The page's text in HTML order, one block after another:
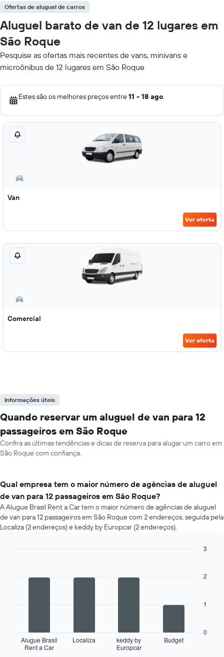
Ofertas de aluguel de carros
Aluguel barato de van de 12 lugares em
São Roque
Pesquise as ofertas mais recentes de vans, minivans e
microônibus de 12 lugares em São Roque
Estes são os melhores preços entre11 - 18 ago.
Van
Ver oferta
Comercial
Ver oferta
Informações úteis
Quando reservar um aluguel de van para 12
passageiros em São Roque
Confira as últimas tendências e dicas de reserva para alugar um carro em
São Roque com confiança.
Qual empresa tem o maior número de agências de aluguel
de van para 12 passageiros em São Roque?
A Alugue Brasil Rent a Car tem o maior número de agências de aluguel
de van para 12 passageiros em São Roque com 2 endereços, seguida pela
Localiza (2 endereços) e keddy by Europcar (2 endereços).
seguir
exibe
Alugue Brasil
Rent a Car
Localiza
keddy by
Europcar
Budget
0
1
2
3